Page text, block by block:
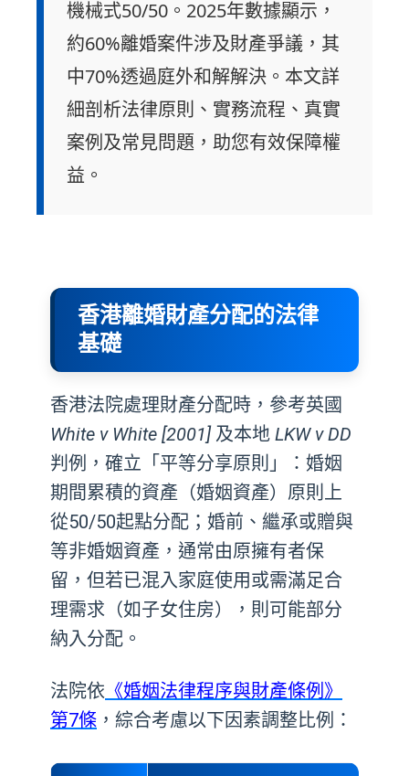
機械式50/50。2025年數據顯示，
約60%離婚案件涉及財產爭議，其
中70%透過庭外和解解決。本文詳
細剖析法律原則、實務流程、真實
案例及常見問題，助您有效保障權
益。
香港離婚財產分配的法律
基礎
香港法院處理財產分配時，參考英國
White v White [2001]及本地 LKW v DD
判例，確立「平等分享原則」：婚姻
期間累積的資產（婚姻資產）原則上
從50/50起點分配；婚前、繼承或贈與
等非婚姻資產，通常由原擁有者保
留，但若已混入家庭使用或需滿足合
理需求（如子女住房），則可能部分
納入分配。
法院依 《婚姻法律程序與財產條例》
第7條 ，綜合考慮以下因素調整比例：